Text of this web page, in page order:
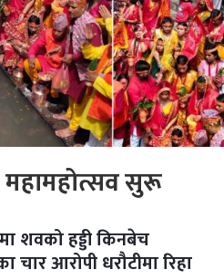
महामहोत्सव सुरू
शवको हड्डी किनबेच
चार आरोपी धरौटीमा रिहा